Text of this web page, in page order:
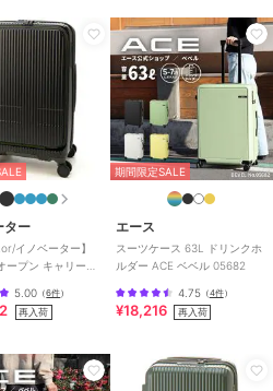
取り扱い方法
ター
イノベーター】
ープン キャリーケ
5.00 （6件）
再入荷
期間限定SALE
エース
スーツケース 63L ドリンクホ
ルダー ACE ベベル 05682
4.75（4件）
¥18,216 再入荷